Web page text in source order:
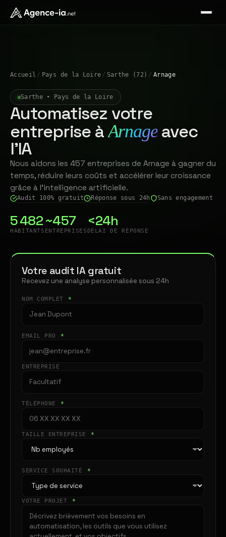
Accueil / Pays de la Loire / Sarthe (72) / Arnage
Sarthe • Pays de la Loire
Automatisez votre
entreprise à Arnage avec
l'IA
Nous aidons les 457 entreprises de Arnage à gagner du
temps, réduire leurs coûts et accélérer leur croissance
grâce à l'intelligence artificielle.
Audit 100% gratuit Réponse sous 24h Sans engagement
5 482
HABITANTS
~457
ENTREPRISES
<24h
DÉLAI DE RÉPONSE
Votre audit IA gratuit
Recevez une analyse personnalisée sous 24h
NOM COMPLET *
EMAIL PRO *
ENTREPRISE
TÉLÉPHONE *
TAILLE ENTREPRISE *
SERVICE SOUHAITÉ *
VOTRE PROJET *